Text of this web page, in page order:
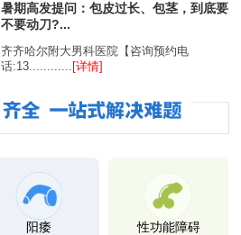
暑期高发提问：包皮过长、包茎，到底要
不要动刀?...
齐齐哈尔附大男科医院【咨询预约电
话:13............
[详情]
阳痿 性功能障碍